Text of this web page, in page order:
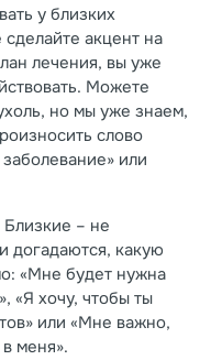
у близких
акцент на
лечения, вы уже
Можете
но мы уже знаем,
слово
или
Близкие – не
догадаются, какую
«Мне будет нужна
«Я хочу, чтобы ты
или «Мне важно,
меня».